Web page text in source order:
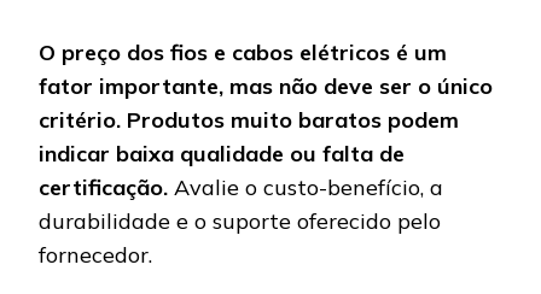
O preço dos fios e cabos elétricos é um
fator importante, mas não deve ser o único
critério. Produtos muito baratos podem
indicar baixa qualidade ou falta de
certificação. Avalie o custo-benefício, a
durabilidade e o suporte oferecido pelo
fornecedor.